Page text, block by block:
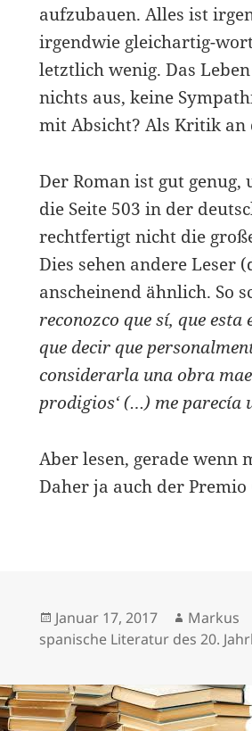
aufzubauen. Alles ist
irgendwie gleichartig-
letztlich wenig. Das
nichts aus, keine
mit Absicht? Als Kritik an
Der Roman ist gut
die Seite 503 in der
rechtfertigt nicht die
Dies sehen andere
anscheinend ähnlich. So
reconozco que sí, que
que decir que
considerarla una obra
prodigios‘ (…) me parecía
Aber lesen, gerade wenn
Daher ja auch der
Veröffentlicht
am
Januar 17, 2017 Autor
Markus
spanische Literatur des 20.